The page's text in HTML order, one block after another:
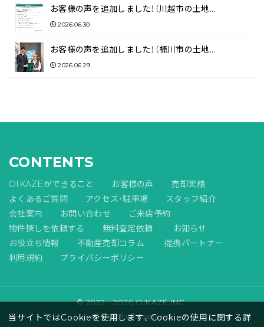
お客様の声を追加しました！（川越市の土地…
2026.06.30
お客様の声を追加しました！（桶川市の土地…
2026.06.29
CONTENTS
OIKAZEができること お客様の声
売却実績
よくあるご質問
アクセス・駐車場
スタッフ紹介
会社案内
お問い合わせ
ご来店予約
物件探しを依頼する
無料査定依頼
お知らせ
お役立ち情報
不動産売却コラム
提携パートナー
利用規約
プライバシーポリシー
© 2022 - 2026 OIKAZE,INC.
All Rights Reserved.
当サイトではCookieを使用します。Cookieの使用に関する詳